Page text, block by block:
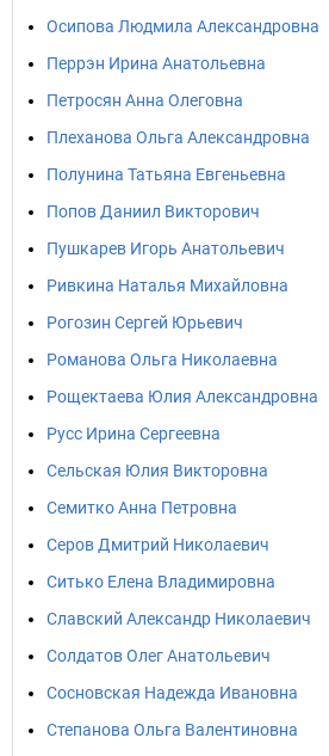
Осипова Людмила Александровна
Перрэн Ирина Анатольевна
Петросян Анна Олеговна
Плеханова Ольга Александровна
Полунина Татьяна Евгеньевна
Попов Даниил Викторович
Пушкарев Игорь Анатольевич
Ривкина Наталья Михайловна
Рогозин Сергей Юрьевич
Романова Ольга Николаевна
Рощектаева Юлия Александровна
Русс Ирина Сергеевна
Сельская Юлия Викторовна
Семитко Анна Петровна
Серов Дмитрий Николаевич
Ситько Елена Владимировна
Славский Александр Николаевич
Солдатов Олег Анатольевич
Сосновская Надежда Ивановна
Степанова Ольга Валентиновна